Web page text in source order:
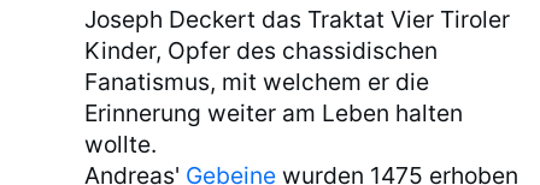
Joseph Deckert das Traktat Vier Tiroler
Kinder, Opfer des chassidischen
Fanatismus, mit welchem er die
Erinnerung weiter am Leben halten
wollte.
Andreas' Gebeine wurden 1475 erhoben